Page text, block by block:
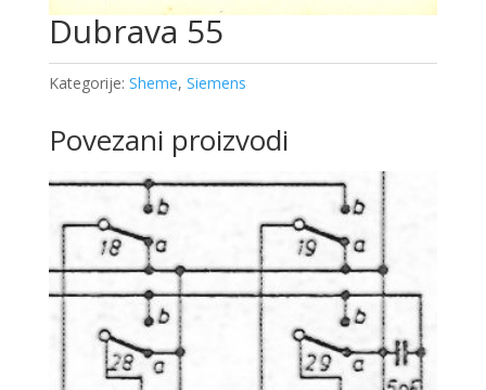
Dubrava 55
Kategorije: Sheme, Siemens
Povezani proizvodi